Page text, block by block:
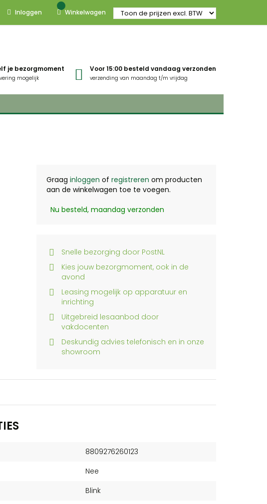
Inloggen Winkelwagen
je bezorgmoment
mogelijk
Voor 15:00 besteld vandaag verzonden
verzending van maandag t/m vrijdag
Graag inloggen of registreren om producten
aan de winkelwagen toe te voegen.
Nu besteld, maandag verzonden
Snelle bezorging door PostNL
Kies jouw bezorgmoment, ook in de
avond
Leasing mogelijk op apparatuur en
inrichting
Uitgebreid lesaanbod door
vakdocenten
Deskundig advies telefonisch en in onze
showroom
8809276260123
Nee
Blink